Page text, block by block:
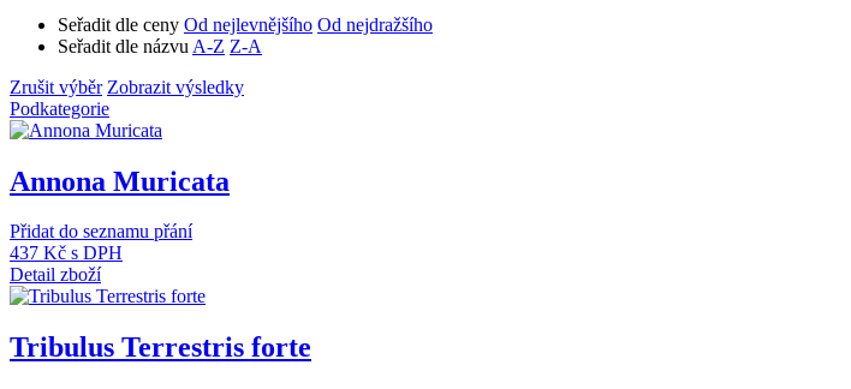
Seřadit dle ceny Od nejlevnějšího Od nejdražšího
Seřadit dle názvu A-Z Z-A
Zrušit výběr Zobrazit výsledky
Podkategorie
Annona Muricata
Přidat do seznamu přání
437 Kč s DPH
Detail zboží
Tribulus Terrestris forte